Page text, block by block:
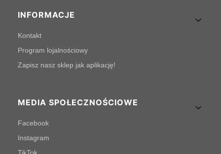
INFORMACJE
Kontakt
Program lojalnościowy
Zapisz nasz sklep jak aplikację!
MEDIA SPOŁECZNOŚCIOWE
Facebook
Instagram